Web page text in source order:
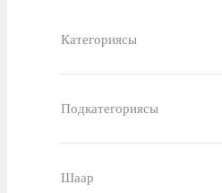
Категориясы
Подкатегориясы
Шаар